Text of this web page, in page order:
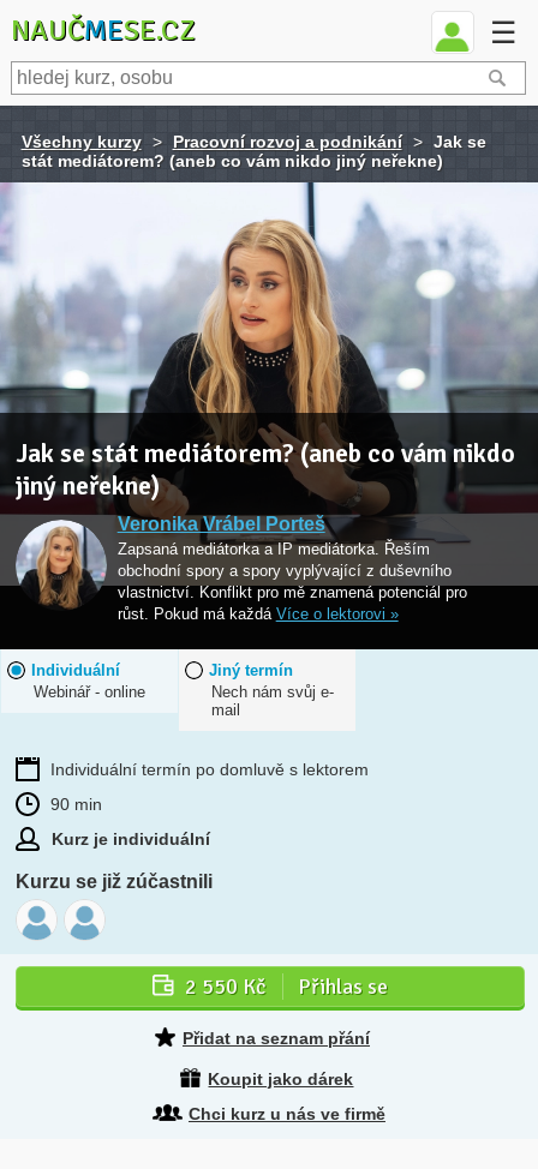
NAUČMESE.CZ ☰
Všechny kurzy > Pracovní rozvoj a podnikání > Jak se
stát mediátorem? (aneb co vám nikdo jiný neřekne)
Jak se stát mediátorem? (aneb co vám nikdo
jiný neřekne)
Veronika Vrábel Porteš
Zapsaná mediátorka a IP mediátorka. Řeším
obchodní spory a spory vyplývající z duševního
vlastnictví. Konflikt pro mě znamená potenciál pro
růst. Pokud má každá Více o lektorovi »
Individuální
Webinář - online
Jiný termín
Nech nám svůj e-
mail
Individuální termín po domluvě s lektorem
90 min
Kurz je individuální
Kurzu se již zúčastnili
2 550 Kč Přihlas se
Přidat na seznam přání
Koupit jako dárek
Chci kurz u nás ve firmě